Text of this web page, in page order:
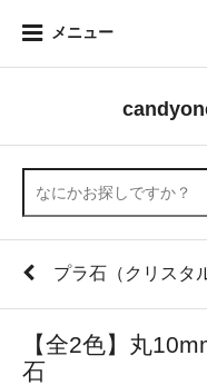
メニュー
プラ石（クリスタ
【全2色】丸
石